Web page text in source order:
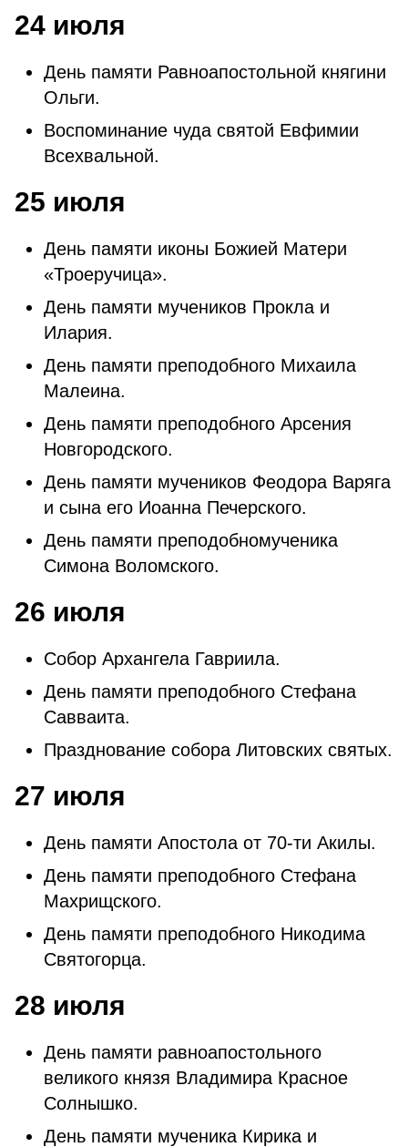
24 июля
День памяти Равноапостольной княгини
Ольги.
Воспоминание чуда святой Евфимии
Всехвальной.
25 июля
День памяти иконы Божией Матери
«Троеручица».
День памяти мучеников Прокла и
Илария.
День памяти преподобного Михаила
Малеина.
День памяти преподобного Арсения
Новгородского.
День памяти мучеников Феодора Варяга
и сына его Иоанна Печерского.
День памяти преподобномученика
Симона Воломского.
26 июля
Собор Архангела Гавриила.
День памяти преподобного Стефана
Савваита.
Празднование собора Литовских святых.
27 июля
День памяти Апостола от 70-ти Акилы.
День памяти преподобного Стефана
Махрищского.
День памяти преподобного Никодима
Святогорца.
28 июля
День памяти равноапостольного
великого князя Владимира Красное
Солнышко.
День памяти мученика Кирика и